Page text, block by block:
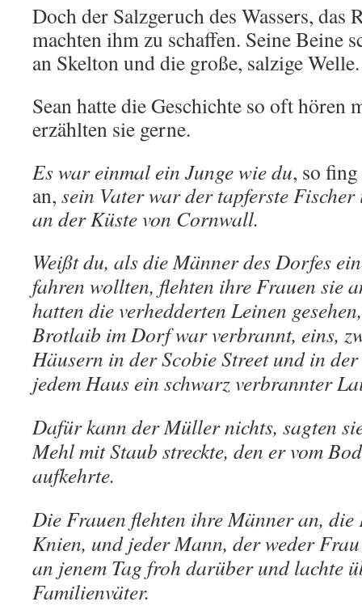
Doch der Salzgeruch des Wassers, das
machten ihm zu schaffen. Seine Beine
an Skelton und die große, salzige Welle.
Sean hatte die Geschichte so oft hören
erzählten sie gerne.
Es war einmal ein Junge wie du, so
an, sein Vater war der tapferste
an der Küste von Cornwall.
Weißt du, als die Männer des Dorfes
fahren wollten, flehten ihre Frauen sie
hatten die verhedderten Leinen
Brotlaib im Dorf war verbrannt, eins,
Häusern in der Scobie Street und in
jedem Haus ein schwarz verbrannter
Dafür kann der Müller nichts, sagten
Mehl mit Staub streckte, den er vom
aufkehrte.
Die Frauen flehten ihre Männer an,
Knien, und jeder Mann, der weder
an jenem Tag froh darüber und lachte
Familienväter.